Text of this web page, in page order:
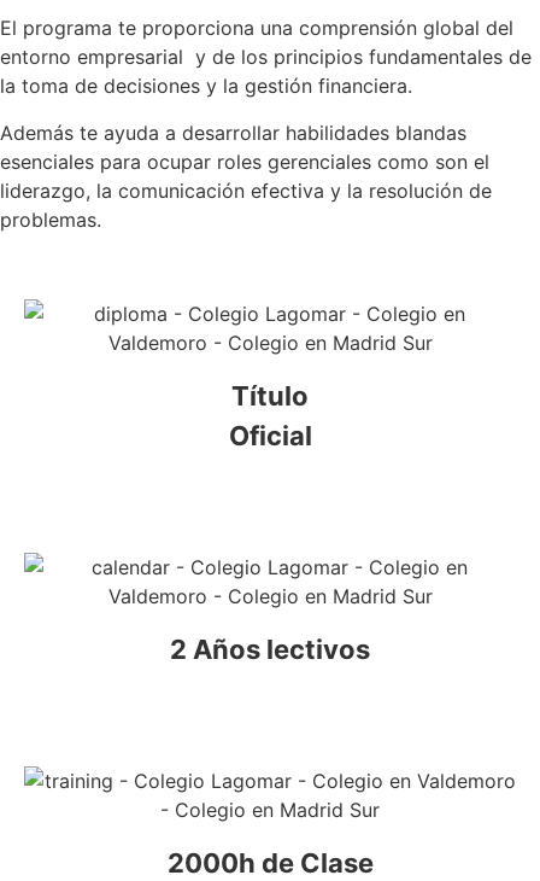
El programa te proporciona una comprensión global del
entorno empresarial y de los principios fundamentales de
la toma de decisiones y la gestión financiera.
Además te ayuda a desarrollar habilidades blandas
esenciales para ocupar roles gerenciales como son el
liderazgo, la comunicación efectiva y la resolución de
problemas.
Título
Oficial
2 Años lectivos
2000h de Clase